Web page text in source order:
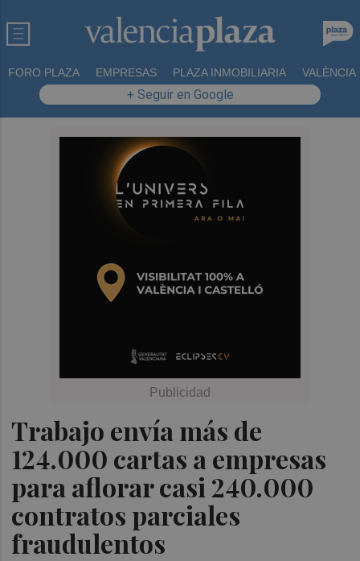
FORO PLAZA EMPRESAS PLAZA INMOBILIARIA VALÈNCIA
+ Seguir en Google
Trabajo envía más de
124.000 cartas a empresas
para aflorar casi 240.000
contratos parciales
fraudulentos